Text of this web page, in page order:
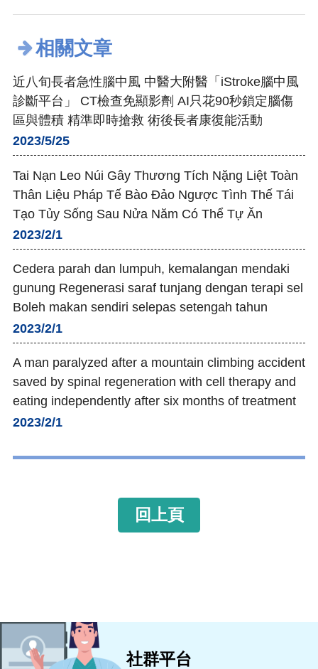
相關文章
近八旬長者急性腦中風 中醫大附醫「iStroke腦中風
診斷平台」 CT檢查免顯影劑 AI只花90秒鎖定腦傷
區與體積 精準即時搶救 術後長者康復能活動
2023/5/25
Tai Nạn Leo Núi Gây Thương Tích Nặng Liệt Toàn
Thân Liệu Pháp Tế Bào Đảo Ngược Tình Thế Tái
Tạo Tủy Sống Sau Nửa Năm Có Thể Tự Ăn
2023/2/1
Cedera parah dan lumpuh, kemalangan mendaki
gunung Regenerasi saraf tunjang dengan terapi sel
Boleh makan sendiri selepas setengah tahun
2023/2/1
A man paralyzed after a mountain climbing accident
saved by spinal regeneration with cell therapy and
eating independently after six months of treatment
2023/2/1
回上頁
社群平台